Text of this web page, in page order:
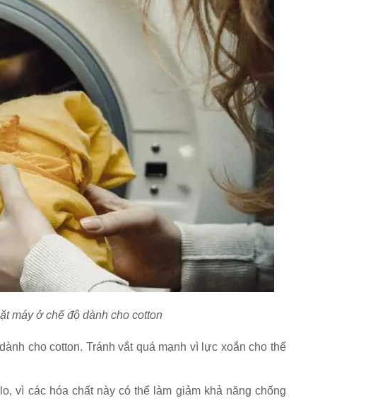
máy ở chế độ dành cho cotton
cho cotton. Tránh vắt quá mạnh vì lực xoắn cho thể
vì các hóa chất này có thể làm giảm khả năng chống